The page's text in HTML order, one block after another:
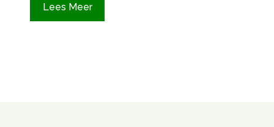
Lees Meer